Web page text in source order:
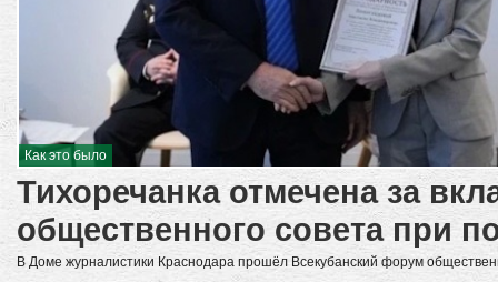
Как это было
Тихоречанка отмечена за
общественного совета при
В Доме журналистики Краснодара прошёл Всекубанский форум